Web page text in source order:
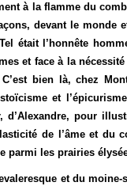
à la flamme du
devant le monde
était l’honnête
et face à la
bien là, chez
et
d’Alexandre, pour
de l’âme et
parmi les prairies
et du